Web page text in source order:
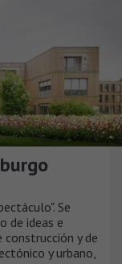
Se
de ideas e
construcción y de
y urbano,